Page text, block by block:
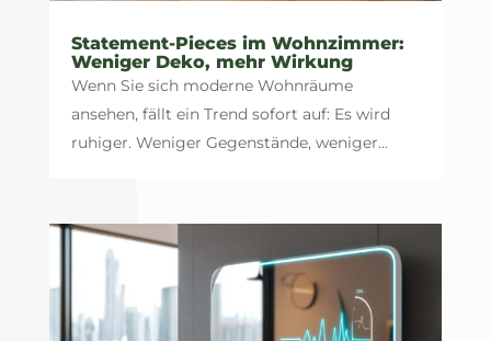
Statement-Pieces im Wohnzimmer:
Weniger Deko, mehr Wirkung
Wenn Sie sich moderne Wohnräume
ansehen, fällt ein Trend sofort auf: Es wird
ruhiger. Weniger Gegenstände, weniger...